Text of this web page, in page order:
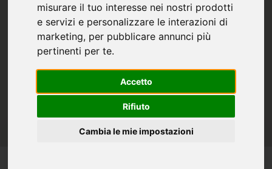
misurare il tuo interesse nei nostri prodotti
e servizi e personalizzare le interazioni di
marketing, per pubblicare annunci più
pertinenti per te.
Accetto
Rifiuto
Cambia le mie impostazioni